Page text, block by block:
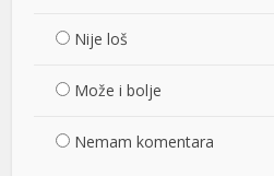
Nije loš
Može i bolje
Nemam komentara